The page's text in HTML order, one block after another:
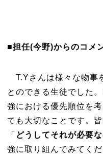
■担任(今野)からのコメ
T.Yさんは様々な物事
とのできる生徒でした
強における優先順位を
ても大切なことです。皆
「 どうしてそれが必要
強に取り組んでみてくだ